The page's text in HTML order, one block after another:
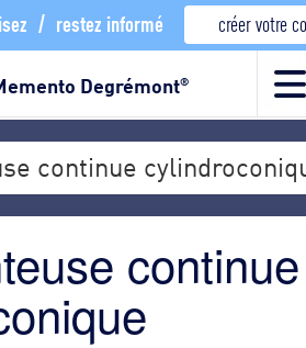
/ restez informé créer votre
Degrémont®
continue
continue